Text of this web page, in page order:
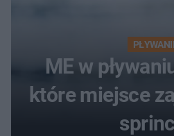
ME w
które miejsce